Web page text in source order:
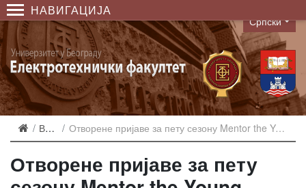
НАВИГАЦИЈА
Language
Српски
Вести Отворене пријаве за пету сезону Mentor the Young програма!
Отворене пријаве за пету